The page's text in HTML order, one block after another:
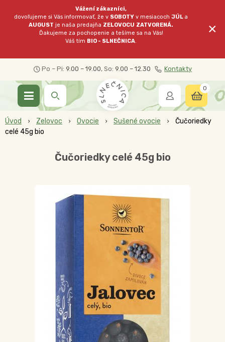
Vážení zákazníci,
dovoľujeme si Vás informovať, že v SOBOTY v mesiacochJÚL a
AUGUST je naša predajňa ZELOVOCU ZATVORENÁ.
Ďakujeme za pochopenie a tešíme sa na Vás!
Váš tím BIO - SLNEČNICA.
×
Po – Pi: 9.00 – 19.00, So: 9.00 – 12.30 Kontakty
0
Úvod Zelovoc Ovocie Sušené ovocie
Čučoriedky
celé 45g bio
Čučoriedky celé 45g bio